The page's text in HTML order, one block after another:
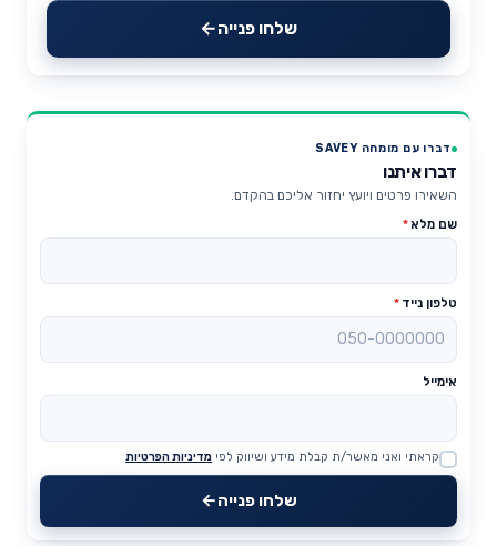
שלחו פנייה
דברו עם מומחה SAVEY
דברו איתנו
השאירו פרטים ויועץ יחזור אליכם בהקדם.
שם מלא*
טלפון נייד *
אימייל
Website
קראתי ואני מאשר/ת קבלת מידע ושיווק לפי מדיניות הפרטיות
שלחו פנייה